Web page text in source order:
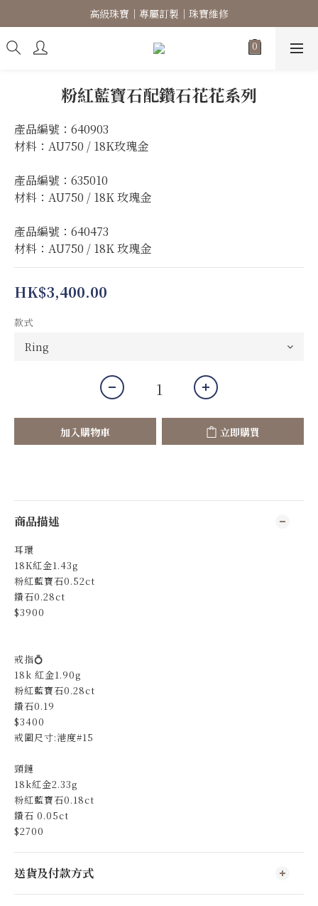
高級珠寶｜專屬訂製｜珠寶維修
高級珠寶｜專屬訂製｜珠寶維修
歡迎親臨工作室📍尖沙咀赫德道8號18樓 E-F室
高級珠寶｜專屬訂製｜珠寶維修
粉紅藍寶石配鑽石花花系列
產品編號：640903
材料：AU750 / 18K玫瑰金
產品編號：635010
材料：AU750 / 18K 玫瑰金
產品編號：640473
材料：AU750 / 18K 玫瑰金
HK$3,400.00
款式
加入購物車 立即購買
商品描述
耳環
18K紅金1.43g
粉紅藍寶石0.52ct
鑽石0.28ct
$3900
戒指💍
18k 紅金1.90g
粉紅藍寶石0.28ct
鑽石0.19
$3400
戒圍尺寸:港度#15
頸鏈
18k紅金2.33g
粉紅藍寶石0.18ct
鑽石 0.05ct
$2700
送貨及付款方式